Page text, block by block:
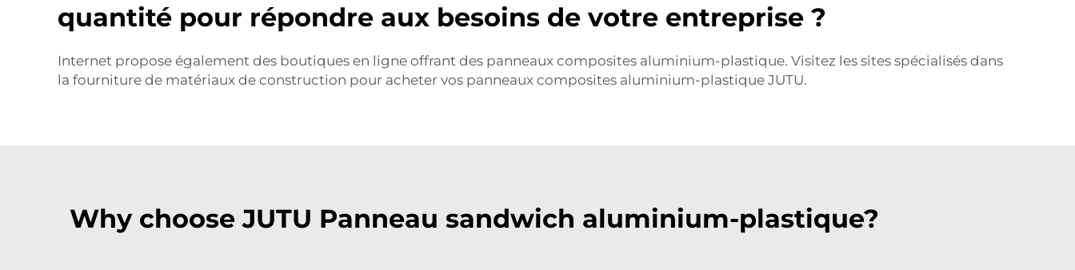
quantité pour répondre aux besoins de votre entreprise ?
Internet propose également des boutiques en ligne offrant des panneaux composites aluminium-plastique. Visitez les sites spécialisés dans
la fourniture de matériaux de construction pour acheter vos panneaux composites aluminium-plastique JUTU.
Why choose JUTU Panneau sandwich aluminium-plastique?